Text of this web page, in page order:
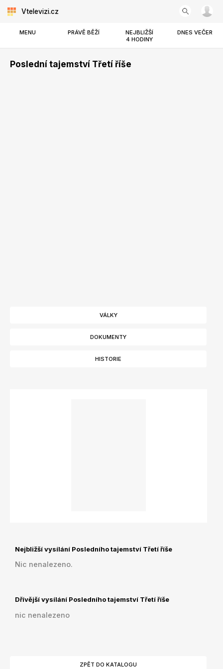
Vtelevizi.cz
MENU PRÁVĚ BĚŽÍ
NEJBLIŽŠÍ
4 HODINY
DNES VEČER
Poslední tajemství Třetí říše
VÁLKY
DOKUMENTY
HISTORIE
Nejbližší vysílání Posledního tajemství Třetí říše
Nic nenalezeno.
Dřívější vysílání Posledního tajemství Třetí říše
nic nenalezeno
ZPĚT DO KATALOGU